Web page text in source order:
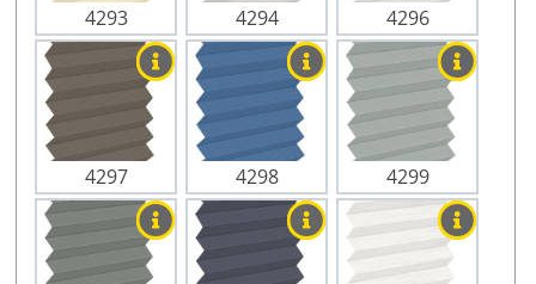
4293 4294 4296
4297 4298 4299